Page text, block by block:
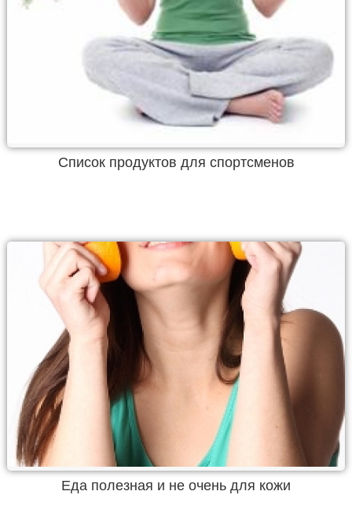
Список продуктов для спортсменов
Еда полезная и не очень для кожи